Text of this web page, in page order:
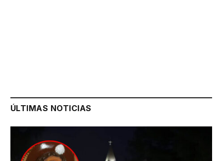
ÚLTIMAS NOTICIAS